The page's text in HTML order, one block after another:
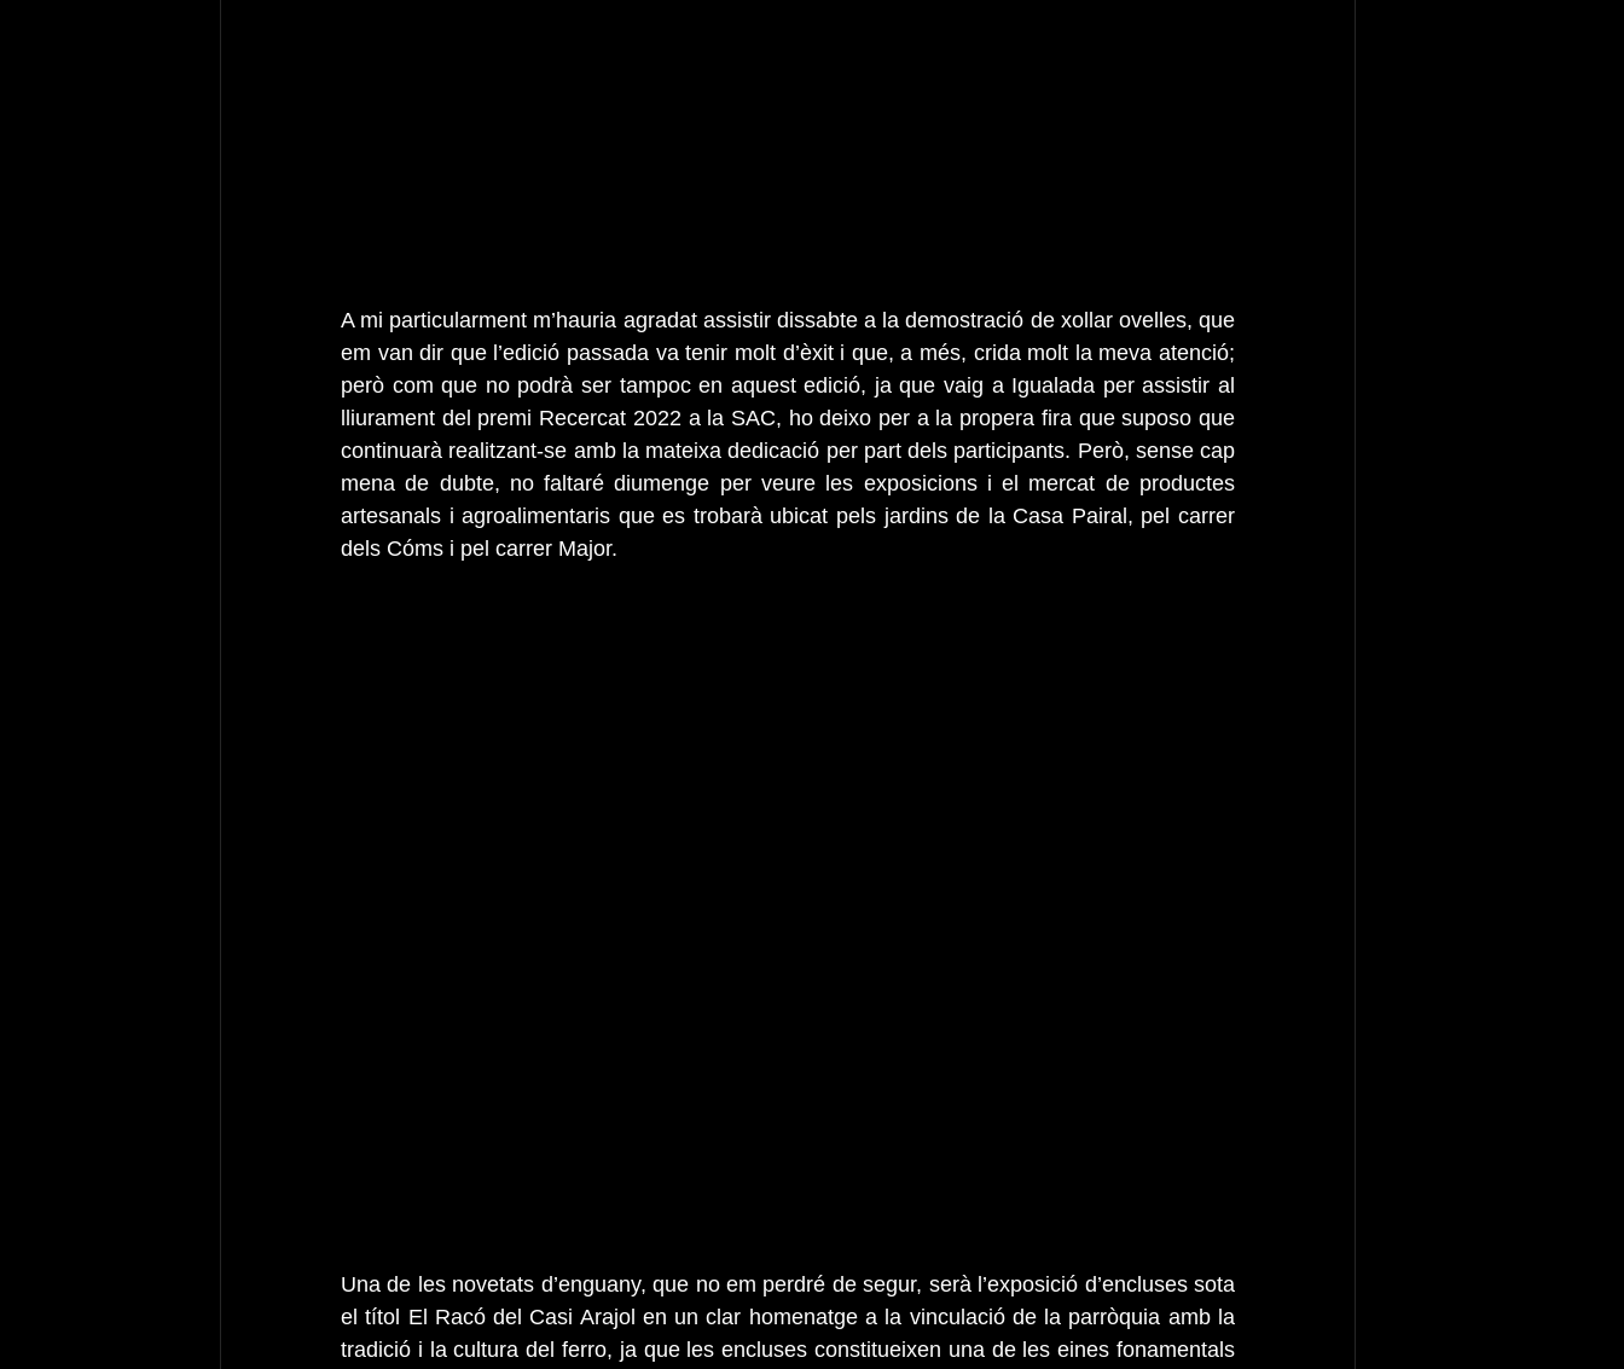
A mi particularment m’hauria agradat assistir dissabte a la demostració de xollar ovelles, que
em van dir que l’edició passada va tenir molt d’èxit i que, a més, crida molt la meva atenció;
però com que no podrà ser tampoc en aquest edició, ja que vaig a Igualada per assistir al
lliurament del premi Recercat 2022 a la SAC, ho deixo per a la propera fira que suposo que
continuarà realitzant-se amb la mateixa dedicació per part dels participants. Però, sense cap
mena de dubte, no faltaré diumenge per veure les exposicions i el mercat de productes
artesanals i agroalimentaris que es trobarà ubicat pels jardins de la Casa Pairal, pel carrer
dels Cóms i pel carrer Major.
Una de les novetats d’enguany, que no em perdré de segur, serà l’exposició d’encluses sota
el títol El Racó del Casi Arajol en un clar homenatge a la vinculació de la parròquia amb la
tradició i la cultura del ferro, ja que les encluses constitueixen una de les eines fonamentals